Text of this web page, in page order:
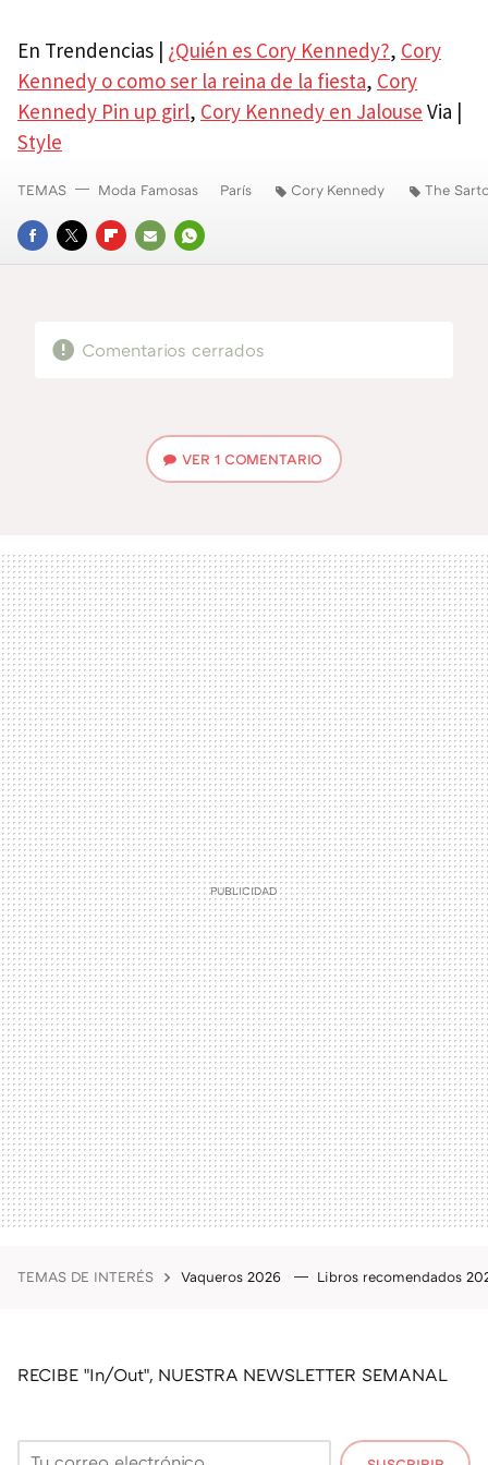
En Trendencias | ¿Quién es Cory Kennedy?, Cory
Kennedy o como ser la reina de la fiesta, Cory
Kennedy Pin up girl, Cory Kennedy en Jalouse Via |
Style
FACEBOOK
TWITTERFLIPBOARD
E-
WHATSAPP
TEMAS Moda Famosas París Cory Kennedy The
Comentarios cerrados
VER1 COMENTARIO
TEMAS DE INTERÉS Vaqueros 2026 Libros recomendados
RECIBE "In/Out", NUESTRA NEWSLETTER SEMANAL